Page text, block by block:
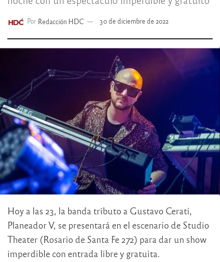
Por Redacción HDC 30 de diciembre de 2022
Hoy a las 23, la banda tributo a Gustavo Cerati,
Planeador V, se presentará en el escenario de Studio
Theater (Rosario de Santa Fe 272) para dar un show
imperdible con entrada libre y gratuita.